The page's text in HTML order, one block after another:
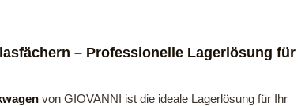
– Professionelle Lagerlösung für
von GIOVANNI ist die ideale Lagerlösung für Ihr